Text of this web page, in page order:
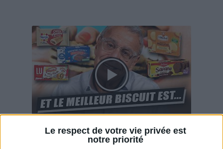
Le respect de votre vie privée est
notre priorité
Savane, LU, Pepito, Harrys... Que valent vraiment
ces gâteaux ?